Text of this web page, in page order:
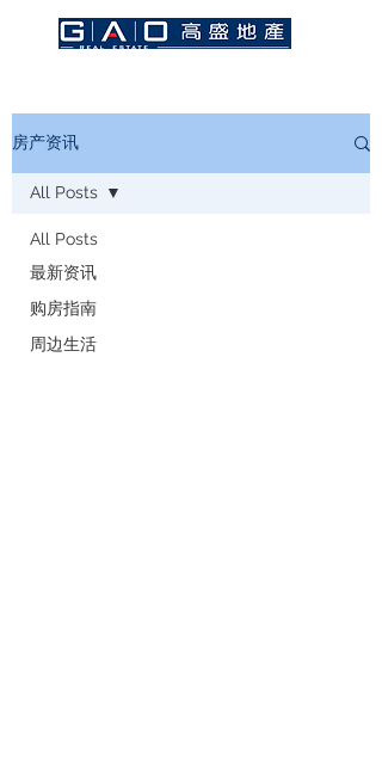
房产资讯
All Posts
最新资讯
购房指南
周边生活
All Posts